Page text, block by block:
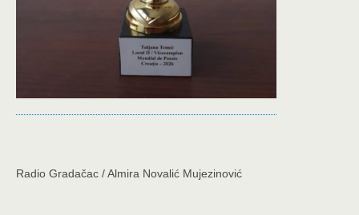
Radio Gradačac / Almira Novalić Mujezinović